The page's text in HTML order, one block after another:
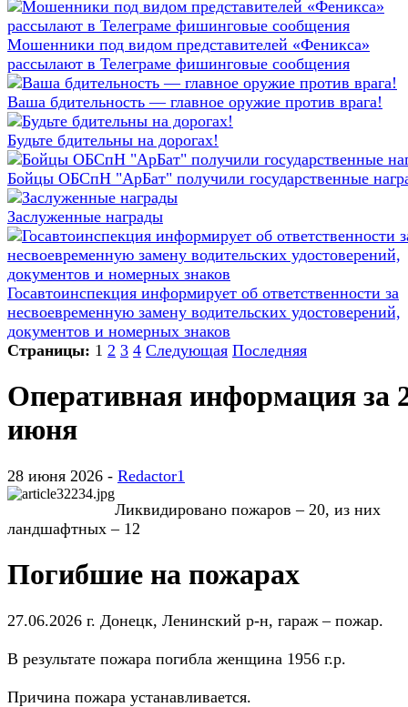
Мошенники под видом представителей «Феникса»
рассылают в Телеграме фишинговые сообщения
Ваша бдительность — главное оружие против врага!
Будьте бдительны на дорогах!
Бойцы ОБСпН "АрБат" получили государственные
Заслуженные награды
Госавтоинспекция информирует об ответственности за
несвоевременную замену водительских удостоверений,
документов и номерных знаков
Страницы: 1 2 3 4 Следующая Последняя
Оперативная информация за
июня
28 июня 2026 - Redactor1
Ликвидировано пожаров – 20, из них
ландшафтных – 12
Погибшие на пожарах
27.06.2026 г. Донецк, Ленинский р-н, гараж – пожар.
В результате пожара погибла женщина 1956 г.р.
Причина пожара устанавливается.